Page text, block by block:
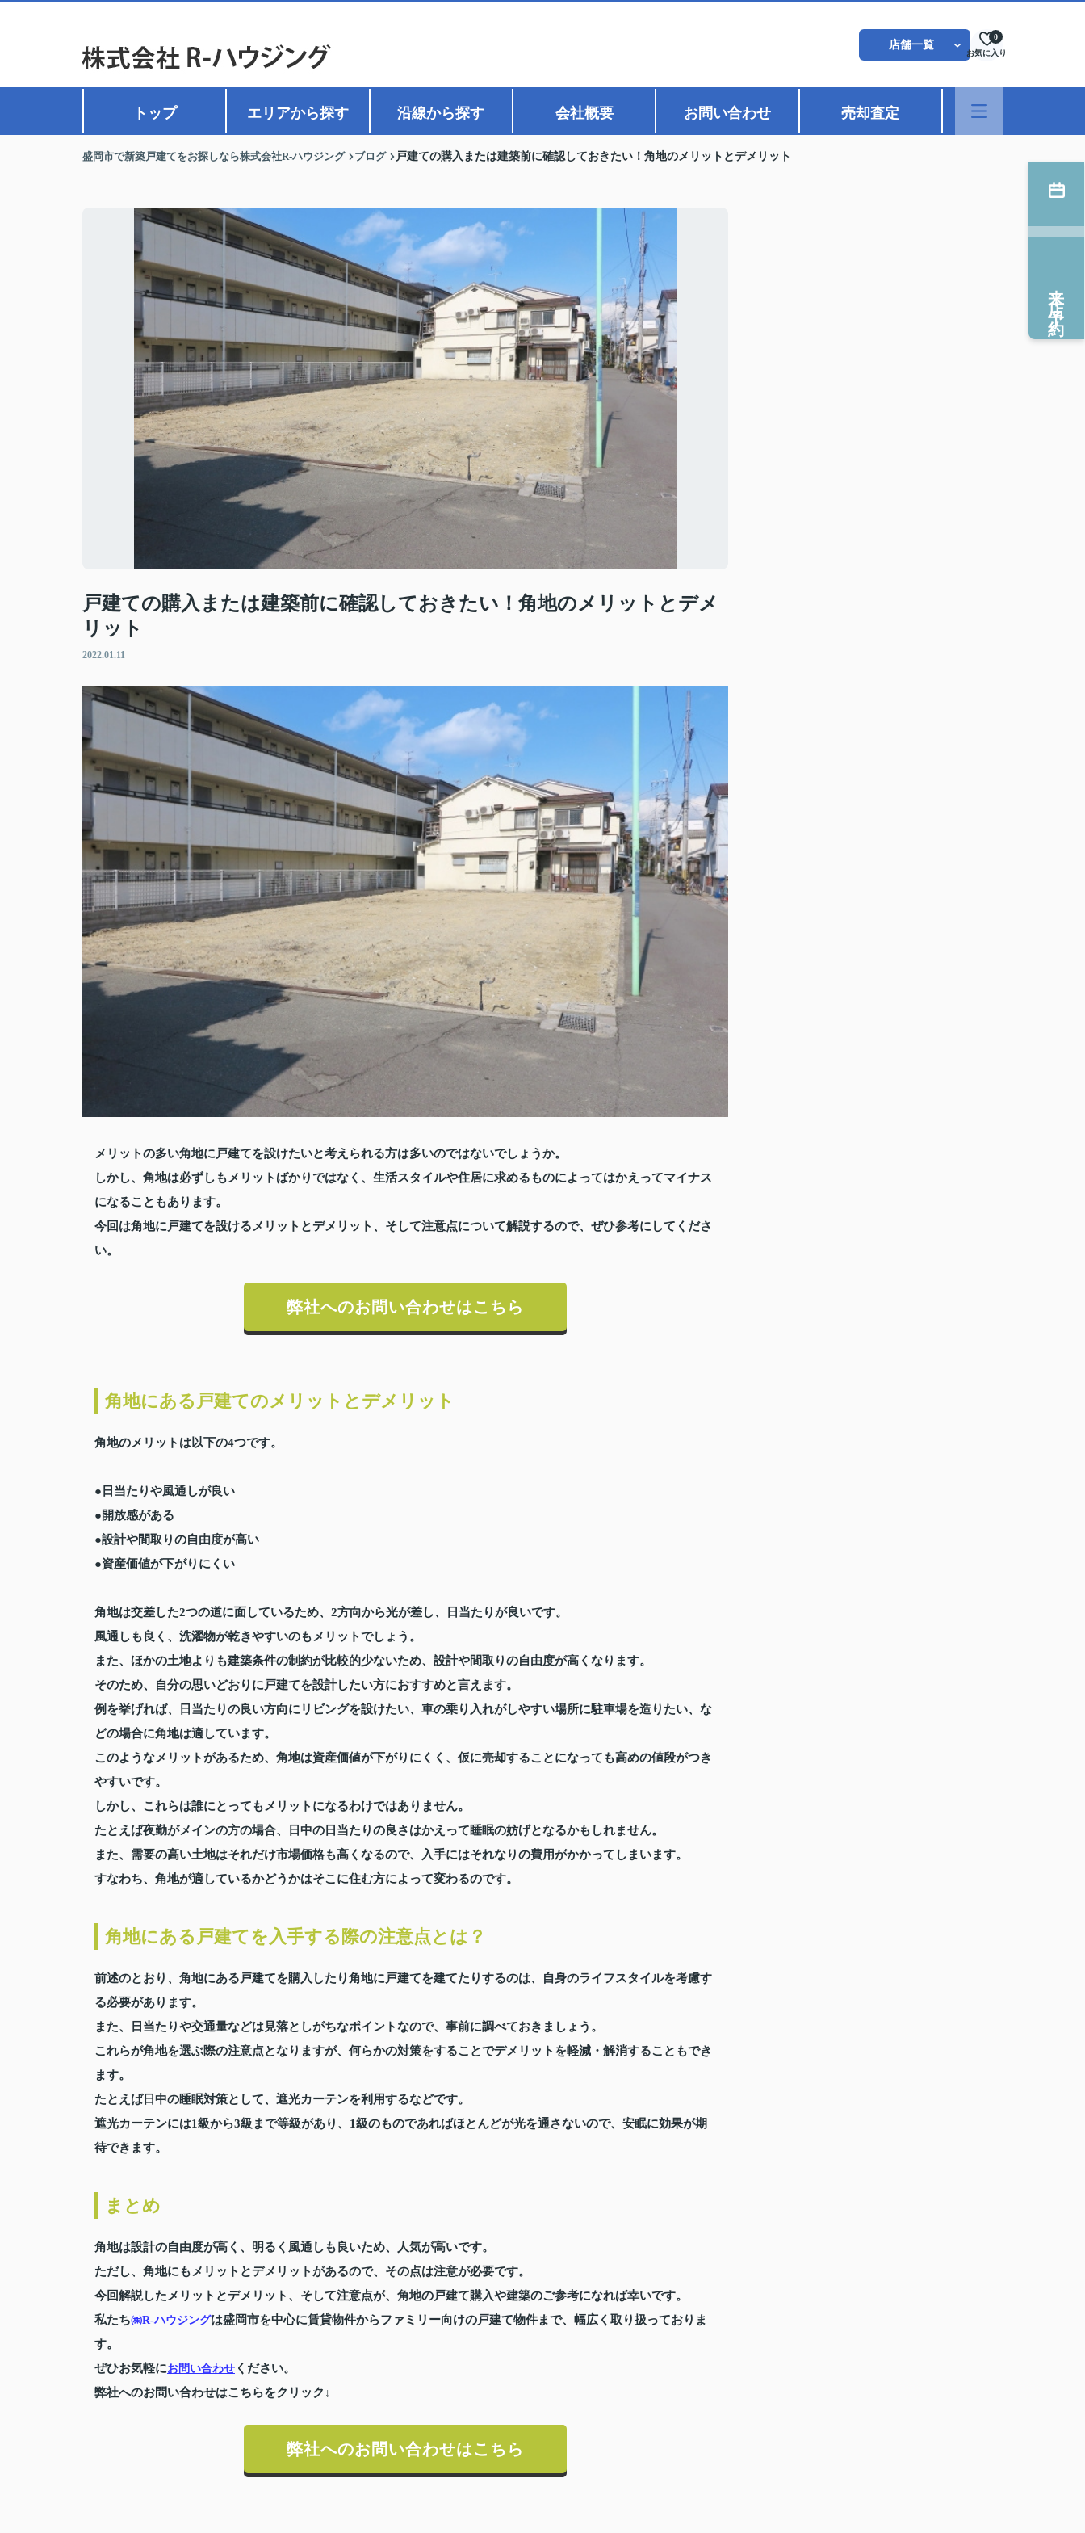
店舗一覧
お気に入り
0
トップ エリアから探す 沿線から探す 会社概要 お問い合わせ 売却査定
盛岡市で新築戸建てをお探しなら株式会社R-ハウジング ブログ 戸建ての購入または建築前に確認しておきたい！角地のメリットとデメリット
戸建ての購入または建築前に確認しておきたい！角地のメリットとデメ
リット
2022.01.11
メリットの多い角地に戸建てを設けたいと考えられる方は多いのではないでしょうか。
しかし、角地は必ずしもメリットばかりではなく、生活スタイルや住居に求めるものによってはかえってマイナス
になることもあります。
今回は角地に戸建てを設けるメリットとデメリット、そして注意点について解説するので、ぜひ参考にしてくださ
い。
弊社へのお問い合わせはこちら
角地にある戸建てのメリットとデメリット
角地のメリットは以下の4つです。
●日当たりや風通しが良い
●開放感がある
●設計や間取りの自由度が高い
●資産価値が下がりにくい
角地は交差した2つの道に面しているため、2方向から光が差し、日当たりが良いです。
風通しも良く、洗濯物が乾きやすいのもメリットでしょう。
また、ほかの土地よりも建築条件の制約が比較的少ないため、設計や間取りの自由度が高くなります。
そのため、自分の思いどおりに戸建てを設計したい方におすすめと言えます。
例を挙げれば、日当たりの良い方向にリビングを設けたい、車の乗り入れがしやすい場所に駐車場を造りたい、な
どの場合に角地は適しています。
このようなメリットがあるため、角地は資産価値が下がりにくく、仮に売却することになっても高めの値段がつき
やすいです。
しかし、これらは誰にとってもメリットになるわけではありません。
たとえば夜勤がメインの方の場合、日中の日当たりの良さはかえって睡眠の妨げとなるかもしれません。
また、需要の高い土地はそれだけ市場価格も高くなるので、入手にはそれなりの費用がかかってしまいます。
すなわち、角地が適しているかどうかはそこに住む方によって変わるのです。
角地にある戸建てを入手する際の注意点とは？
前述のとおり、角地にある戸建てを購入したり角地に戸建てを建てたりするのは、自身のライフスタイルを考慮す
る必要があります。
また、日当たりや交通量などは見落としがちなポイントなので、事前に調べておきましょう。
これらが角地を選ぶ際の注意点となりますが、何らかの対策をすることでデメリットを軽減・解消することもでき
ます。
たとえば日中の睡眠対策として、遮光カーテンを利用するなどです。
遮光カーテンには1級から3級まで等級があり、1級のものであればほとんどが光を通さないので、安眠に効果が期
待できます。
まとめ
角地は設計の自由度が高く、明るく風通しも良いため、人気が高いです。
ただし、角地にもメリットとデメリットがあるので、その点は注意が必要です。
今回解説したメリットとデメリット、そして注意点が、角地の戸建て購入や建築のご参考になれば幸いです。
私たち㈱R-ハウジングは盛岡市を中心に賃貸物件からファミリー向けの戸建て物件まで、幅広く取り扱っておりま
す。
ぜひお気軽にお問い合わせ ください。
弊社へのお問い合わせはこちらをクリック↓
弊社へのお問い合わせはこちら
来店予約